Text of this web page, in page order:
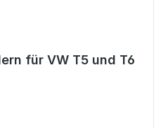
für VW T5 und T6